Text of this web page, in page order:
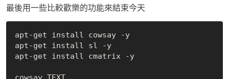
最後用一些比較歡樂的功能來結束今天
apt-get install cowsay -y
apt-get install sl -y
apt-get install cmatrix -y